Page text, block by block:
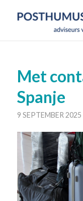
Met
Spanje
9 SEPTEMBER 2025